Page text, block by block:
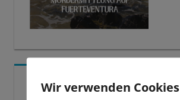
5 BESTE LERNTIPPS
Wir verwenden Cookies